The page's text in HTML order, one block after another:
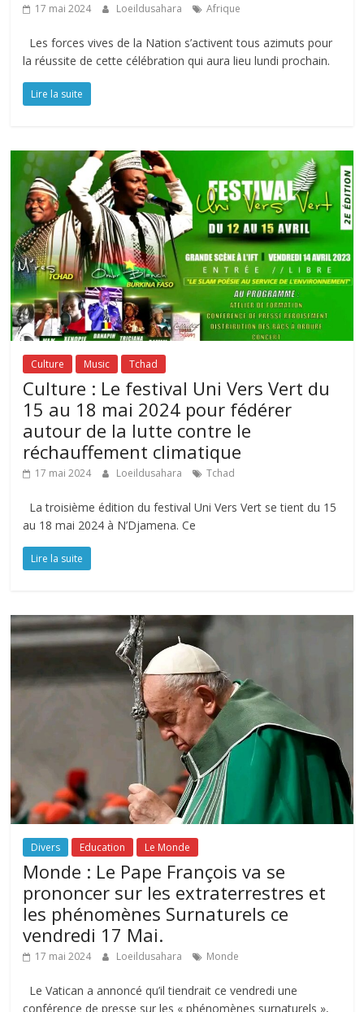
17 mai 2024 Loeildusahara Afrique
Les forces vives de la Nation s’activent tous azimuts pour
la réussite de cette célébration qui aura lieu lundi prochain.
Lire la suite
Culture Music Tchad
Culture : Le festival Uni Vers Vert du
15 au 18 mai 2024 pour fédérer
autour de la lutte contre le
réchauffement climatique
17 mai 2024 Loeildusahara Tchad
La troisième édition du festival Uni Vers Vert se tient du 15
au 18 mai 2024 à N’Djamena. Ce
Lire la suite
Divers Education Le Monde
Monde : Le Pape François va se
prononcer sur les extraterrestres et
les phénomènes Surnaturels ce
vendredi 17 Mai.
17 mai 2024 Loeildusahara Monde
Le Vatican a annoncé qu’il tiendrait ce vendredi une
conférence de presse sur les « phénomènes surnaturels »,